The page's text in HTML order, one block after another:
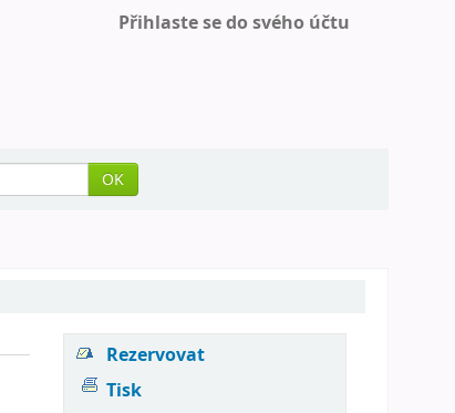
Přihlaste se do svého účtu
OK
Rezervovat
Tisk